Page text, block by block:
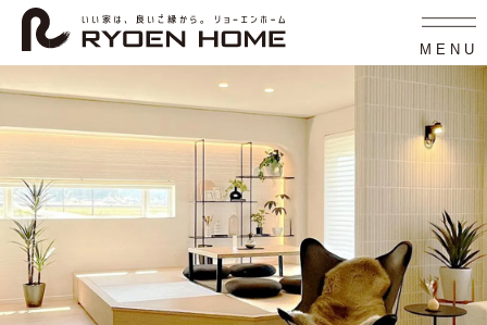
ン
ツ
ス
プ
ー
シ
ン
動
MENU